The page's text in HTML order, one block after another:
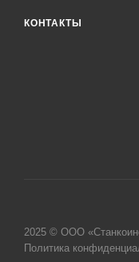
КОНТАКТЫ
2025 © ООО
Политика